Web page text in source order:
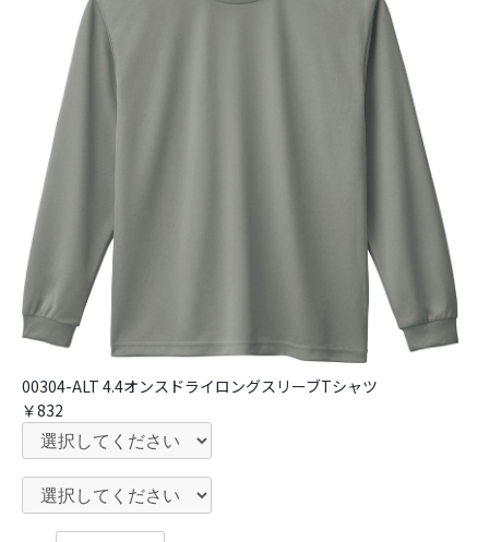
00304-ALT 4.4オンスドライロングスリーブTシャツ
￥832